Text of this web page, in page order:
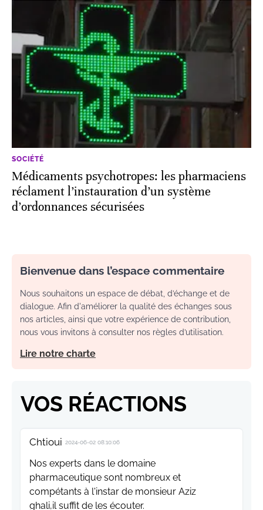
SOCIÉTÉ
Médicaments psychotropes: les pharmaciens
réclament l’instauration d’un système
d’ordonnances sécurisées
Bienvenue dans l’espace commentaire
Nous souhaitons un espace de débat, d’échange et de
dialogue. Afin d'améliorer la qualité des échanges sous
nos articles, ainsi que votre expérience de contribution,
nous vous invitons à consulter nos règles d’utilisation.
Lire notre charte
VOS RÉACTIONS
Chtioui 2024-06-02 08:10:06
Nos experts dans le domaine
pharmaceutique sont nombreux et
compétants à l'instar de monsieur Aziz
ghali,il suffit de les écouter.